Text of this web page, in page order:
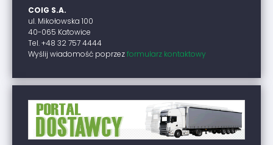
COIG S.A.
ul. Mikołowska 100
40-065 Katowice
Tel. +48 32 757 4444
Wyślij wiadomość poprzezformularz kontaktowy